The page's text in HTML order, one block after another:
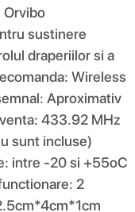
Orvibo
sustinere
draperiilor si a
Wireless
Aproximativ
433.92 MHz
sunt incluse)
intre -20 si +55oC
2